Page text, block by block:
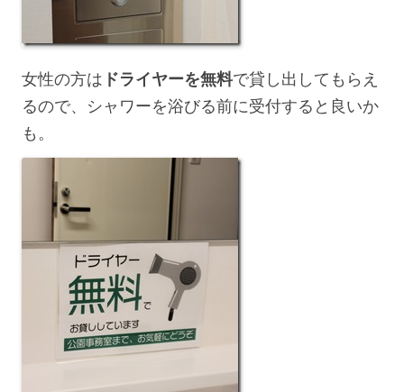
女性の方は ドライヤーを無料で貸し出してもらえ
るので、シャワーを浴びる前に受付すると良いか
も。